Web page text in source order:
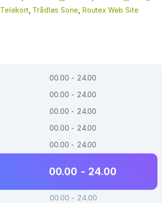
Telekort Trådløs Sone Routex Web Site
00.00 - 24.00
00.00 - 24.00
00.00 - 24.00
00.00 - 24.00
00.00 - 24.00
00.00 - 24.00
00.00 - 24.00